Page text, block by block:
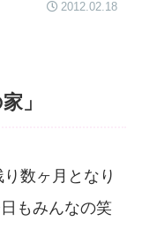
2012.02.18
」
数ヶ月となり
もみんなの笑